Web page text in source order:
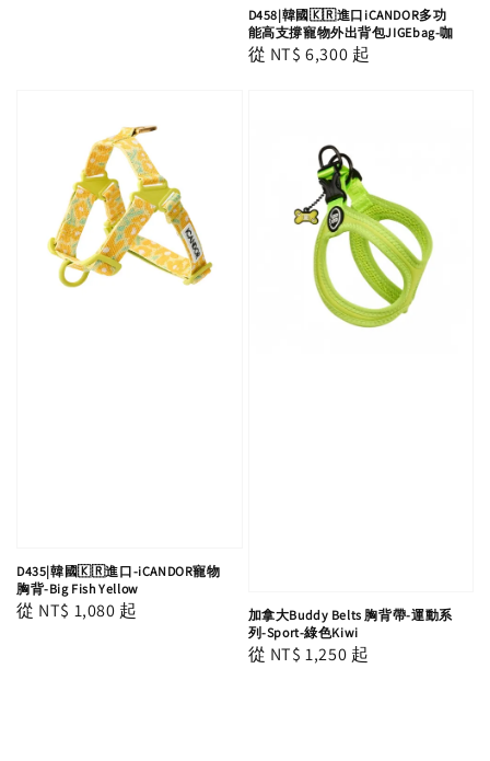
D458|韓國🇰🇷進口iCANDOR多功
能高支撐寵物外出背包JIGEbag-咖
Regular
從 NT$ 6,300 起
D435|韓國🇰🇷進口-iCANDOR寵物
胸背-Big Fish Yellow
Regular
從 NT$ 1,080 起
加拿大Buddy Belts 胸背帶-運動系
列-Sport-綠色Kiwi
Regular
從 NT$ 1,250 起